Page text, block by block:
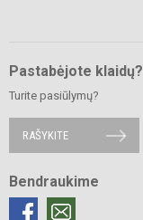
Pastabėjote klaidų?
Turite pasiūlymų?
RAŠYKITE
Bendraukime